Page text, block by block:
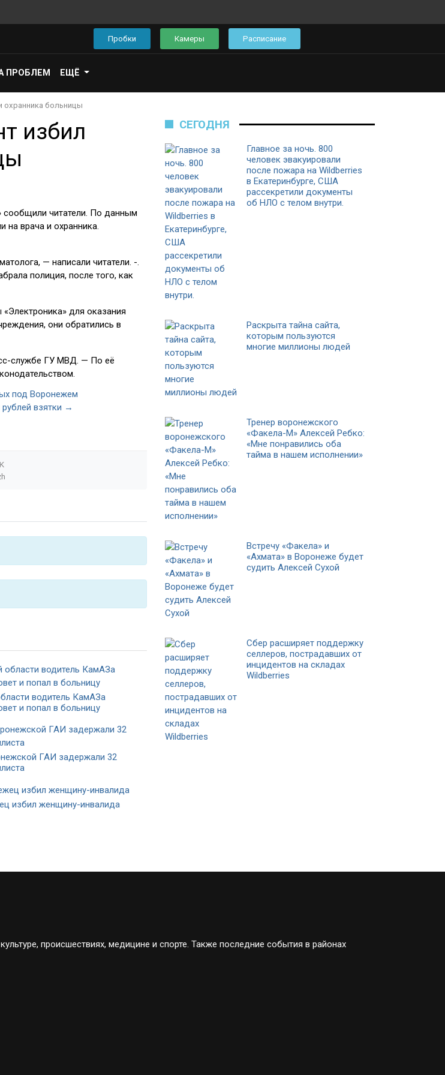
Пробки Камеры Расписание
ПРОБЛЕМ ЕЩЁ
охранника больницы
избил
сообщили читатели. По данным
на врача и охранника.
— написали читатели. -.
полиция, после того, как
для оказания
они обратились в
службе ГУ МВД. — По её
под Воронежем
взятки →
водитель КамАЗа
и попал в больницу
ГАИ задержали 32
избил женщину-инвалида
СЕГОДНЯ
Главное за ночь. 800
человек эвакуировали
после пожара на Wildberries
в Екатеринбурге, США
рассекретили документы
об НЛО с телом внутри.
Раскрыта тайна сайта,
которым пользуются
многие миллионы людей
Тренер воронежского
«Факела-М» Алексей Ребко:
«Мне понравились оба
тайма в нашем исполнении»
Встречу «Факела» и
«Ахмата» в Воронеже будет
судить Алексей Сухой
Сбер расширяет поддержку
селлеров, пострадавших от
инцидентов на складах
Wildberries
происшествиях, медицине и спорте. Также последние события в районах